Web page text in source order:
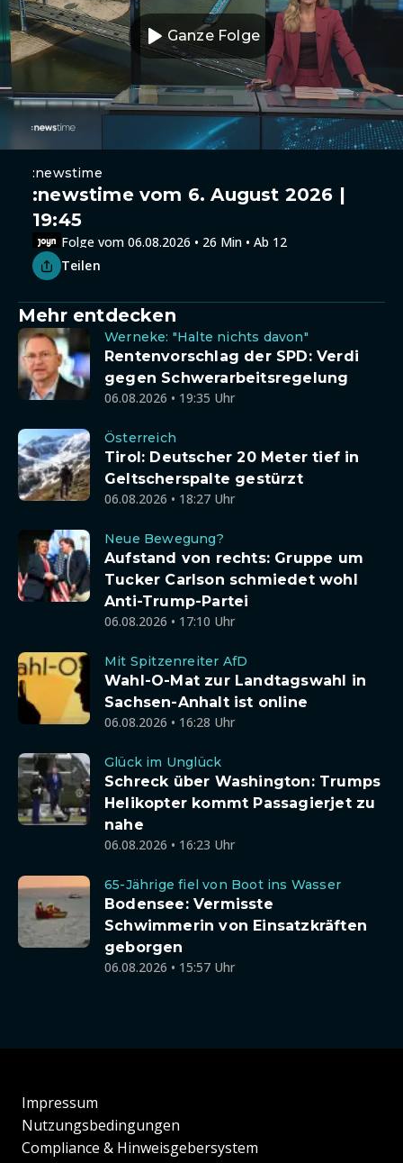
Ganze Folge
:newstime
:newstime vom 6. August 2026 |
19:45
Folge vom 06.08.2026 • 26 Min • Ab 12
Teilen
Mehr entdecken
Werneke: "Halte nichts davon"
Rentenvorschlag der SPD: Verdi
gegen Schwerarbeitsregelung
06.08.2026 • 19:35 Uhr
Österreich
Tirol: Deutscher 20 Meter tief in
Geltscherspalte gestürzt
06.08.2026 • 18:27 Uhr
Neue Bewegung?
Aufstand von rechts: Gruppe um
Tucker Carlson schmiedet wohl
Anti-Trump-Partei
06.08.2026 • 17:10 Uhr
Mit Spitzenreiter AfD
Wahl-O-Mat zur Landtagswahl in
Sachsen-Anhalt ist online
06.08.2026 • 16:28 Uhr
Glück im Unglück
Schreck über Washington: Trumps
Helikopter kommt Passagierjet zu
nahe
06.08.2026 • 16:23 Uhr
65-Jährige fiel von Boot ins Wasser
Bodensee: Vermisste
Schwimmerin von Einsatzkräften
geborgen
06.08.2026 • 15:57 Uhr
Impressum
Nutzungsbedingungen
Compliance & Hinweisgebersystem